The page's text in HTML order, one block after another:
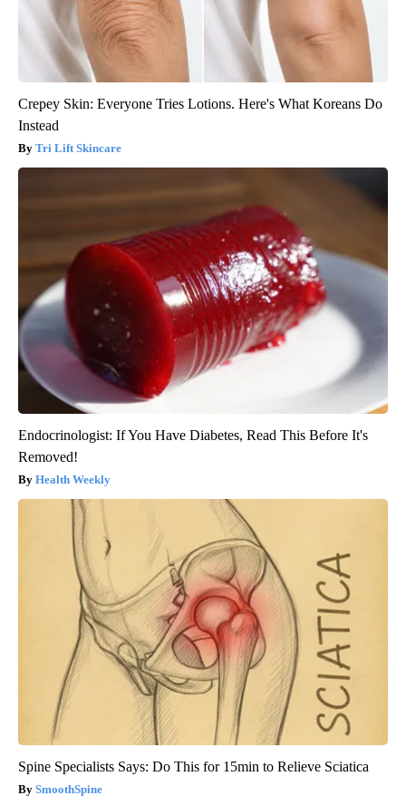
Crepey Skin: Everyone Tries Lotions. Here's What Koreans Do
Instead
Tri Lift Skincare
Endocrinologist: If You Have Diabetes, Read This Before It's
Removed!
Health Weekly
Spine Specialists Says: Do This for 15min to Relieve Sciatica
SmoothSpine